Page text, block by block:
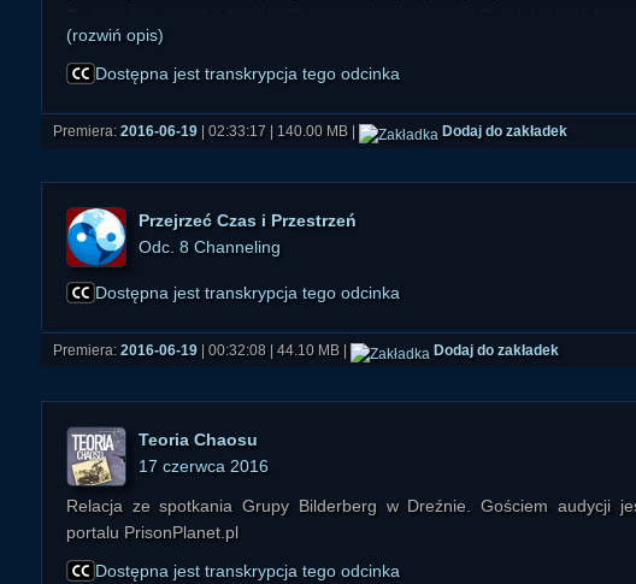
Państwa zachęcamy. Rozmowę poprowadził Piotr
(www.nieznanyswiat.pl/">Ni... Świat, www.infra.org.pl/">Portal Infra),
(www.paranormalium.pl/">Ra... Paranormalium).
(rozwiń opis)
Dostępna jest transkrypcja tego odcinka
Premiera: 2016-06-19 | 02:33:17 | 140.00 MB | Dodaj do zakładek
Przejrzeć Czas i Przestrzeń
Odc. 8 Channeling
Dostępna jest transkrypcja tego odcinka
Premiera: 2016-06-19 | 00:32:08 | 44.10 MB | Dodaj do zakładek
Teoria Chaosu
17 czerwca 2016
Relacja ze spotkania Grupy Bilderberg w Dreźnie. Gościem audycji
portalu PrisonPlanet.pl
Dostępna jest transkrypcja tego odcinka